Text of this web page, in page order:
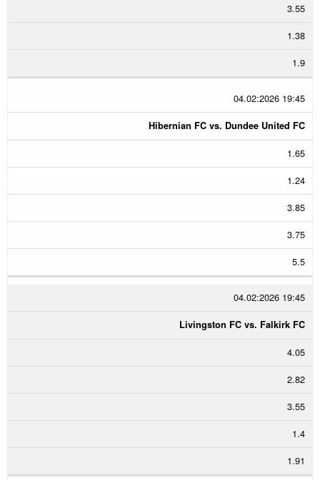
3.55
1.38
1.9
04.02:2026 19:45
Hibernian FC vs. Dundee United FC
1.65
1.24
3.85
3.75
5.5
04.02:2026 19:45
Livingston FC vs. Falkirk FC
4.05
2.82
3.55
1.4
1.91